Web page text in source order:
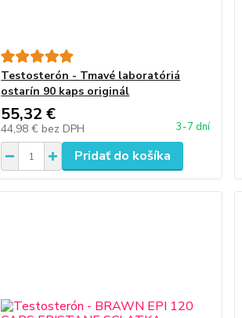
Testosterón - Tmavé laboratóriá
ostarín 90 kaps originál
55,32 €
44,98 € bez DPH 3-7 dní
Pridať do košíka